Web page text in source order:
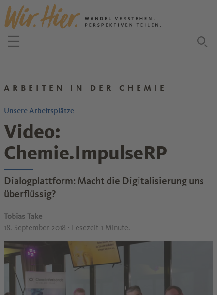
Zum Inhalt springen
☰Menü öffnen
ARBEITEN IN DER CHEMIE
Unsere Arbeitsplätze
Video:
Chemie.ImpulseRP
Dialogplattform: Macht die Digitalisierung uns
überflüssig?
Tobias Take
18. September 2018 · Lesezeit 1 Minute.